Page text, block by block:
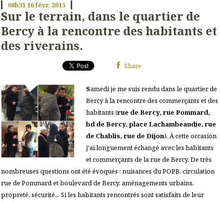
08h3116févr. 2015
Sur le terrain, dans le quartier de
Bercy à la rencontre des habitants et
des riverains.
Share
Samedi je me suis rendu dans le quartier de
Bercy à la rencontre des commerçants et des
habitants (rue de Bercy, rue Pommard,
bd de Bercy, place Lachambeaudie, rue
de Chablis, rue de Dijon). À cette occasion
j'ai longuement échangé avec les habitants
et commerçants de la rue de Bercy. De très
nombreuses questions ont été évoqués : nuisances du POPB, circulation
rue de Pommard et boulevard de Bercy, aménagements urbains,
propreté, sécurité... Si les habitants rencontrés sont satisfaits de leur